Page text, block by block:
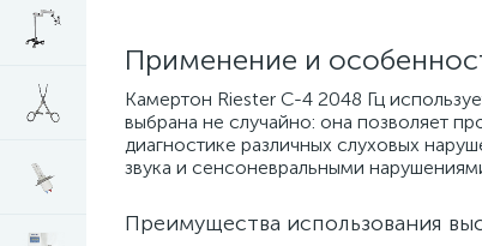
Применение и
Камертон Riester С-4 2048 Гц
выбрана не случайно: она позволяет
диагностике различных слуховых
звука и сенсоневральными
Преимущества использования